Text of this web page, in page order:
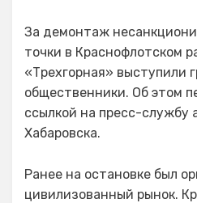
За демонтаж
точки в Краснофлотском
«Трехгорная» выступили
общественники. Об этом
ссылкой на пресс-службу
Хабаровска.
Ранее на остановке был
цивилизованный рынок.